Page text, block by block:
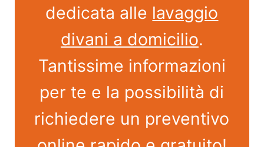
dedicata alle lavaggio
divani a domicilio.
Tantissime informazioni
per te e la possibilità di
richiedere un preventivo